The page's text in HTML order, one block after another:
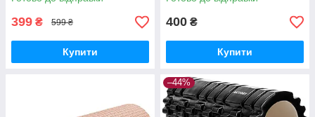
399 ₴ 599 ₴
Купити
400 ₴
Купити
–44%